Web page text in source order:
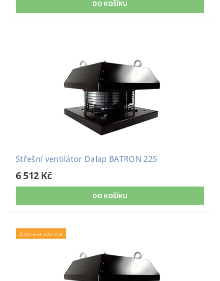
Střešní ventilátor Dalap BATRON 225
6 512 Kč
Doprava zdarma